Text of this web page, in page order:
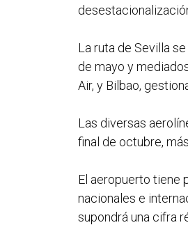
La ruta de Sevilla
de mayo y
Air, y Bilbao,
Las diversas
final de octubre,
El aeropuerto tiene
nacionales e
supondrá una cifra